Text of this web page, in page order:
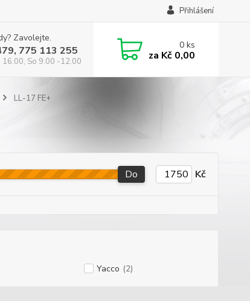
Přihlášení
Zavolejte.
775 113 255
16.00, So 9.00 -12.00
0ks
za Kč 0,00
LL-17 FE+
Do Kč
Yacco (2)